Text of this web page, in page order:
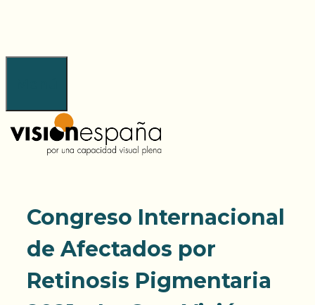
Congreso Internacional
de Afectados por
Retinosis Pigmentaria